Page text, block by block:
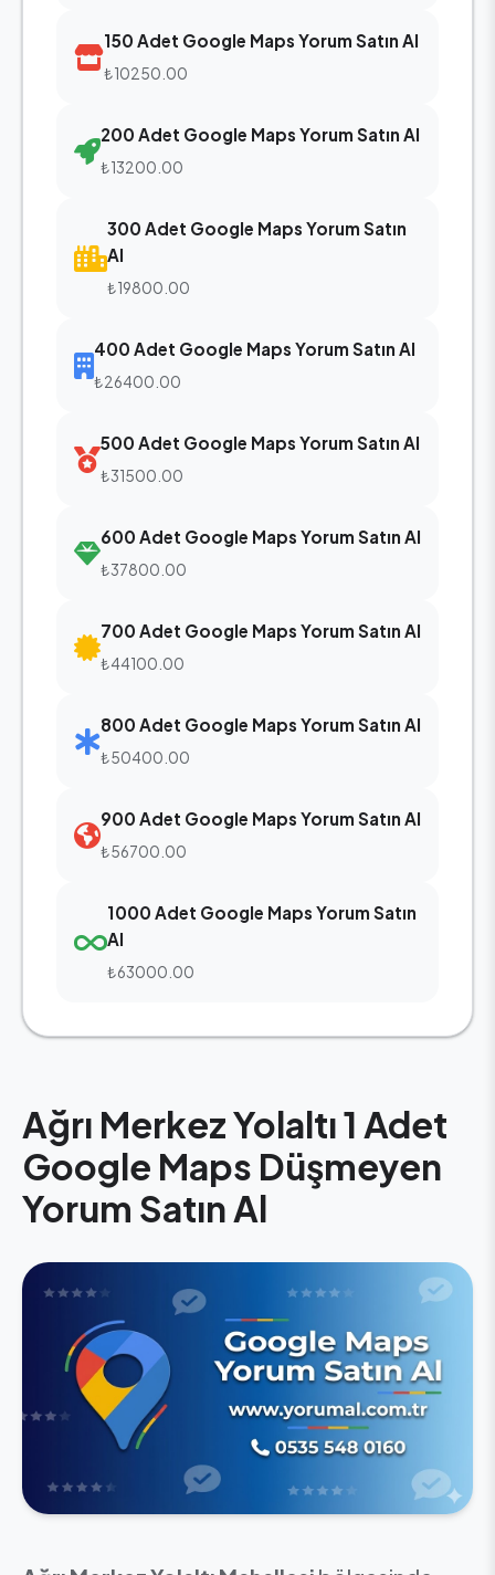
Ağrı Merkez Yolaltı 1 Adet
Google Maps Düşmeyen
Yorum Satın Al
150 Adet Google Maps Yorum Satın Al
₺10250.00
200 Adet Google Maps Yorum Satın Al
₺13200.00
300 Adet Google Maps Yorum Satın
Al
₺19800.00
400 Adet Google Maps Yorum Satın Al
₺26400.00
500 Adet Google Maps Yorum Satın Al
₺31500.00
600 Adet Google Maps Yorum Satın Al
₺37800.00
700 Adet Google Maps Yorum Satın Al
₺44100.00
800 Adet Google Maps Yorum Satın Al
₺50400.00
900 Adet Google Maps Yorum Satın Al
₺56700.00
1000 Adet Google Maps Yorum Satın
Al
₺63000.00